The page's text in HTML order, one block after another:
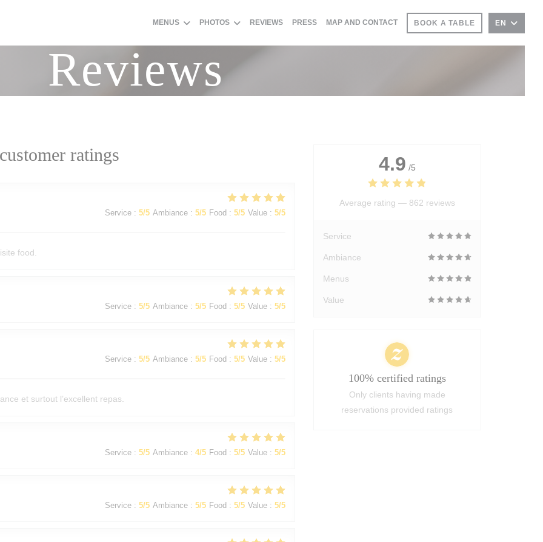
MENUS PHOTOS REVIEWS PRESS MAP AND CONTACT BOOK A TABLE EN
Reviews
ratings
Service: 5/5 Ambiance: 5/5 Food : 5/5 Value: 5/5
food.
Service: 5/5 Ambiance: 5/5 Food : 5/5 Value: 5/5
Service: 5/5 Ambiance: 5/5 Food : 5/5 Value: 5/5
et surtout l’excellent repas.
Service: 5/5 Ambiance: 4/5 Food : 5/5 Value: 5/5
Service: 5/5 Ambiance: 5/5 Food : 5/5 Value: 5/5
4.9 /5
Average rating — 862 reviews
Service
Ambiance
Menus
Value
100% certified ratings
Only clients having made
reservations provided ratings